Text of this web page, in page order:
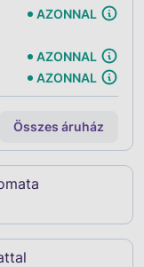
AZONNAL
AZONNAL
AZONNAL
Összes áruház